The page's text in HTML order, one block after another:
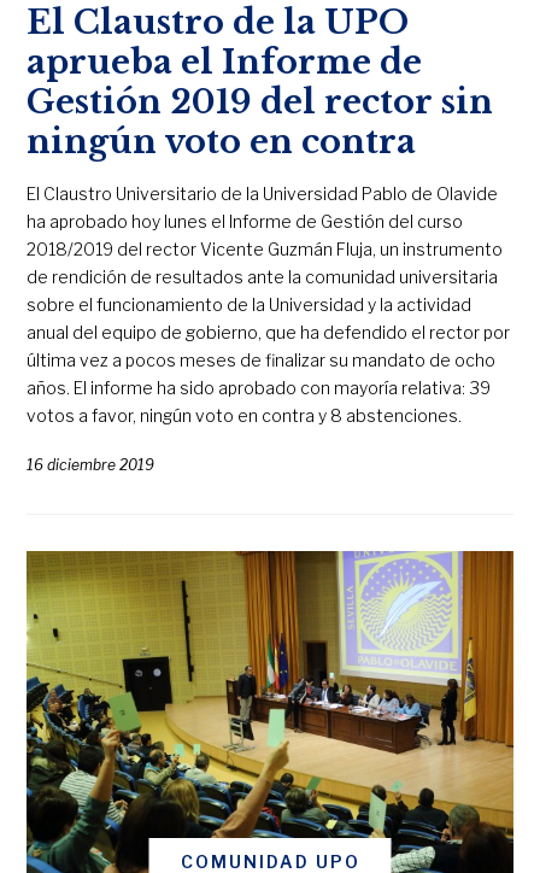
El Claustro de la UPO
aprueba el Informe de
Gestión 2019 del rector sin
ningún voto en contra
El Claustro Universitario de la Universidad Pablo de Olavide
ha aprobado hoy lunes el Informe de Gestión del curso
2018/2019 del rector Vicente Guzmán Fluja, un instrumento
de rendición de resultados ante la comunidad universitaria
sobre el funcionamiento de la Universidad y la actividad
anual del equipo de gobierno, que ha defendido el rector por
última vez a pocos meses de finalizar su mandato de ocho
años. El informe ha sido aprobado con mayoría relativa: 39
votos a favor, ningún voto en contra y 8 abstenciones.
16 diciembre 2019
COMUNIDAD UPO